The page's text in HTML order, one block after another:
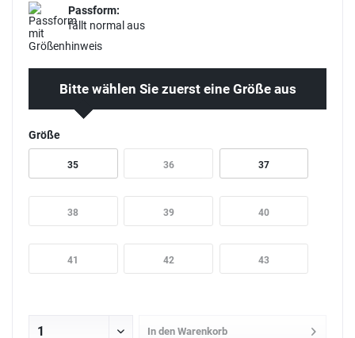
Passform:
fällt normal aus
Bitte wählen Sie zuerst eine Größe aus
Größe
35 36 37
38 39 40
41 42 43
In den Warenkorb